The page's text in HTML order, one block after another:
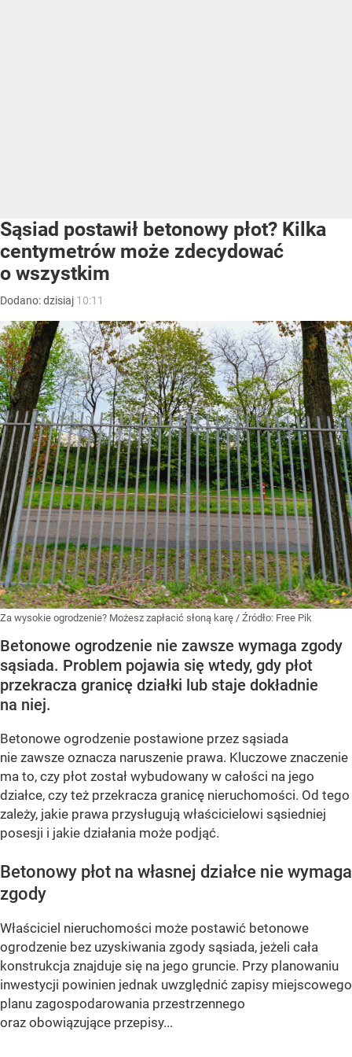
Sąsiad postawił betonowy płot? Kilka
centymetrów może zdecydować
o wszystkim
Dodano:dzisiaj 10:11
Za wysokie ogrodzenie? Możesz zapłacić słoną karę / Źródło: Free Pik
Betonowe ogrodzenie nie zawsze wymaga zgody
sąsiada. Problem pojawia się wtedy, gdy płot
przekracza granicę działki lub staje dokładnie
na niej.
Betonowe ogrodzenie postawione przez sąsiada
nie zawsze oznacza naruszenie prawa. Kluczowe znaczenie
ma to, czy płot został wybudowany w całości na jego
działce, czy też przekracza granicę nieruchomości. Od tego
zależy, jakie prawa przysługują właścicielowi sąsiedniej
posesji i jakie działania może podjąć.
Betonowy płot na własnej działce nie wymaga
zgody
Właściciel nieruchomości może postawić betonowe
ogrodzenie bez uzyskiwania zgody sąsiada, jeżeli cała
konstrukcja znajduje się na jego gruncie. Przy planowaniu
inwestycji powinien jednak uwzględnić zapisy miejscowego
planu zagospodarowania przestrzennego
oraz obowiązujące przepisy...